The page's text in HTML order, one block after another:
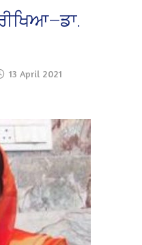
13 April 2021